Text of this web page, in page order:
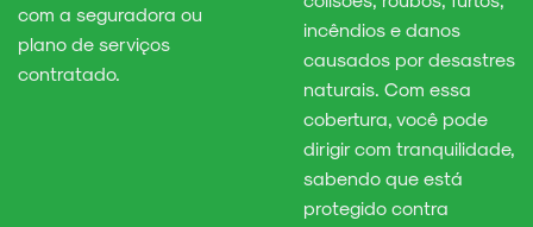
com a seguradora ou
plano de serviços
contratado.
incêndios e danos
causados por desastres
naturais. Com essa
cobertura, você pode
dirigir com tranquilidade,
sabendo que está
protegido contra